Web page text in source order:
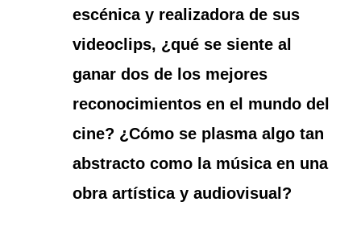
escénica y realizadora de sus
videoclips, ¿qué se siente al
ganar dos de los mejores
reconocimientos en el mundo del
cine? ¿Cómo se plasma algo tan
abstracto como la música en una
obra artística y audiovisual?